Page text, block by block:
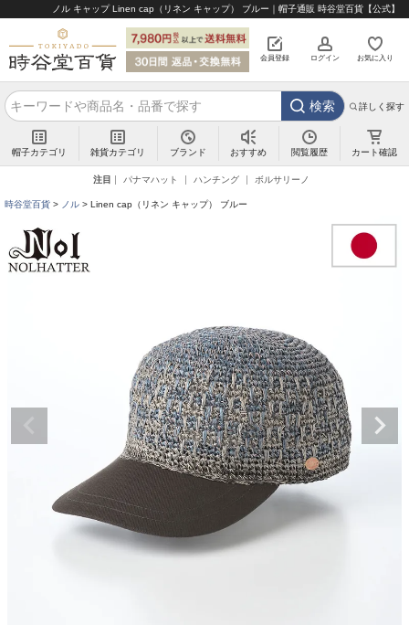
ノル キャップ Linen cap（リネン キャップ） ブルー｜帽子通販 時谷堂百貨【公式】
会員登録 ログイン お気に入り
検索 詳しく探す
帽子カテゴリ 雑貨カテゴリ ブランド おすすめ 閲覧履歴 カート確認
注目 パナマハット ハンチング ボルサリーノ
時谷堂百貨 ノル Linen cap（リネン キャップ） ブルー